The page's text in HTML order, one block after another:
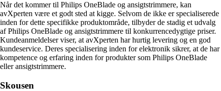
Når det kommer til Philips OneBlade og ansigtstrimmere, kan
avXperten være et godt sted at kigge. Selvom de ikke er specialiserede
inden for dette specifikke produktområde, tilbyder de stadig et udvalg
af Philips OneBlade og ansigtstrimmere til konkurrencedygtige priser.
Kundeanmeldelser viser, at avXperten har hurtig levering og en god
kundeservice. Deres specialisering inden for elektronik sikrer, at de har
kompetence og erfaring inden for produkter som Philips OneBlade
eller ansigtstrimmere.
Skousen